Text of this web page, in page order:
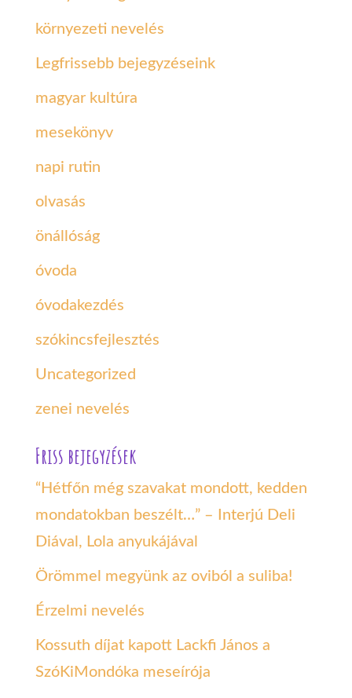
környezeti nevelés
Legfrissebb bejegyzéseink
magyar kultúra
mesekönyv
napi rutin
olvasás
önállóság
óvoda
óvodakezdés
szókincsfejlesztés
Uncategorized
zenei nevelés
Friss bejegyzések
“Hétfőn még szavakat mondott, kedden
mondatokban beszélt…” – Interjú Deli
Diával, Lola anyukájával
Örömmel megyünk az oviból a suliba!
Érzelmi nevelés
Kossuth díjat kapott Lackfi János a
SzóKiMondóka meseírója